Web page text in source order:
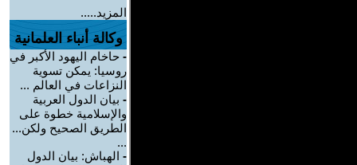
المزيد.....
وكالة أنباء العلمانية
- حاخام اليهود الأكبر في
روسيا: يمكن تسوية
النزاعات في العالم ...
- بيان الدول العربية
والإسلامية خطوة على
الطريق الصحيح ولكن...
...
- الهباش: بيان الدول